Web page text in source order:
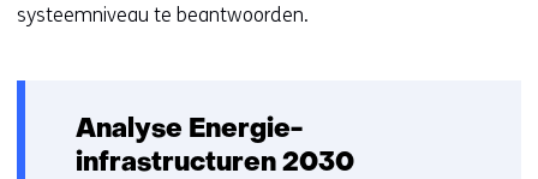
systeemniveau te beantwoorden.
Analyse Energie-
infrastructuren 2030